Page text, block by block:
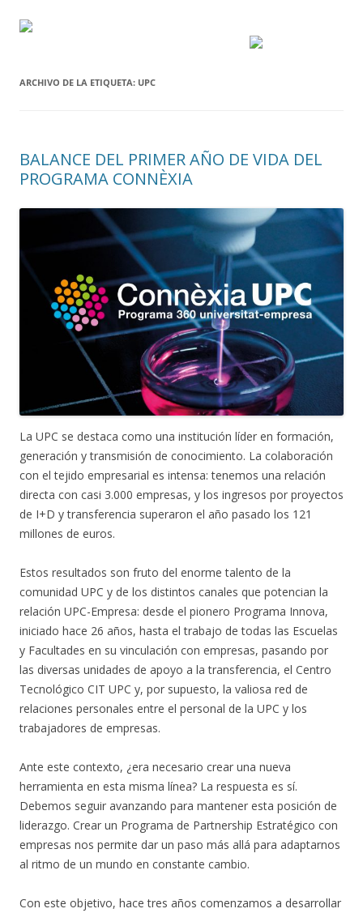
ARCHIVO DE LA ETIQUETA: UPC
BALANCE DEL PRIMER AÑO DE VIDA DEL
PROGRAMA CONNÈXIA
La UPC se destaca como una institución líder en formación,
generación y transmisión de conocimiento. La colaboración
con el tejido empresarial es intensa: tenemos una relación
directa con casi 3.000 empresas, y los ingresos por proyectos
de I+D y transferencia superaron el año pasado los 121
millones de euros.
Estos resultados son fruto del enorme talento de la
comunidad UPC y de los distintos canales que potencian la
relación UPC-Empresa: desde el pionero Programa Innova,
iniciado hace 26 años, hasta el trabajo de todas las Escuelas
y Facultades en su vinculación con empresas, pasando por
las diversas unidades de apoyo a la transferencia, el Centro
Tecnológico CIT UPC y, por supuesto, la valiosa red de
relaciones personales entre el personal de la UPC y los
trabajadores de empresas.
Ante este contexto, ¿era necesario crear una nueva
herramienta en esta misma línea? La respuesta es sí.
Debemos seguir avanzando para mantener esta posición de
liderazgo. Crear un Programa de Partnership Estratégico con
empresas nos permite dar un paso más allá para adaptarnos
al ritmo de un mundo en constante cambio.
Con este objetivo, hace tres años comenzamos a desarrollar